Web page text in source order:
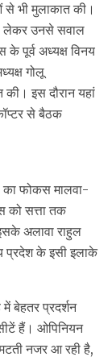
से भी मुलाकात की।
लेकर उनसे सवाल
के पूर्व अध्यक्ष विनय
गोलू
की। इस दौरान यहां
से बैठक
का फोकस मालवा-
को सत्ता तक
अलावा राहुल
प्रदेश के इसी इलाके
बेहतर प्रदर्शन
हैं। ओपिनियन
नजर आ रही है,